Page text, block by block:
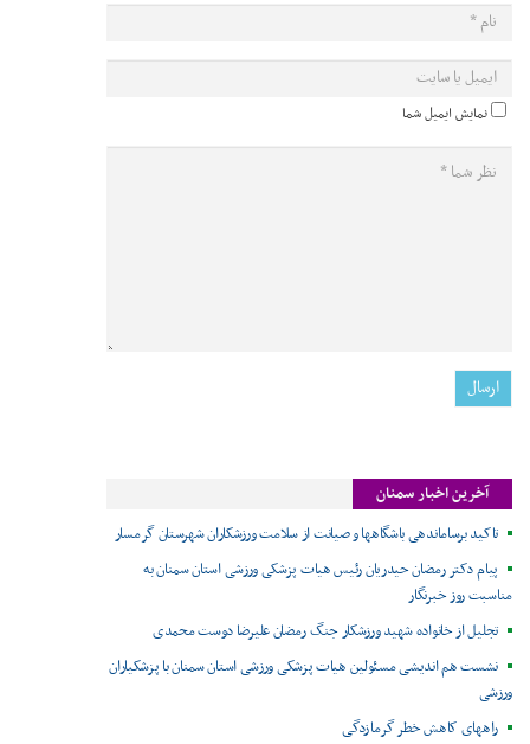
نمایش ایمیل شما
آخرین اخبار سمنان
تاکید برساماندهی باشگاهها و صیانت از سلامت ورزشکاران شهرستان گرمسار
پیام دکتر رمضان حیدریان رئیس هیات پزشکی ورزشی استان سمنان به
مناسبت روز خبرنگار
تجلیل از خانواده شهید ورزشکار جنگ رمضان علیرضا دوست محمدی
نشست هم اندیشی مسئولین هیات پزشکی ورزشی استان سمنان با پزشکیاران
ورزشی
راههای کاهش خطر گرمازدگی